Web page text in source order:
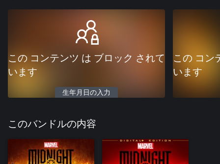
この コンテンツ は ブロック されて
います
生年月日の入力
この コン
います
このバンドルの内容